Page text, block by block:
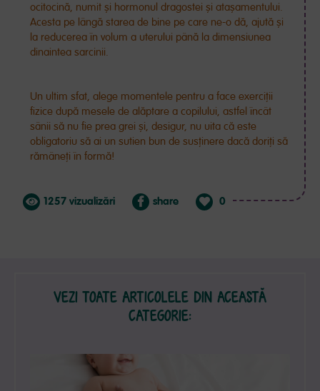
ocitocină, numit și hormonul dragostei și atașamentului.
Acesta pe lângă starea de bine pe care ne-o dă, ajută și
la reducerea în volum a uterului până la dimensiunea
dinaintea sarcinii.
Un ultim sfat, alege momentele pentru a face exerciții
fizice după mesele de alăptare a copilului, astfel încât
sânii să nu fie prea grei și, desigur, nu uita că este
obligatoriu să ai un sutien bun de susținere dacă doriți să
rămâneți în formă!
1257 vizualizări share 0
VEZI TOATE ARTICOLELE DIN ACEASTĂ
CATEGORIE: